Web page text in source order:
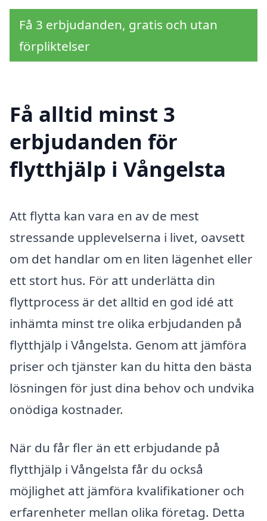
Få 3 erbjudanden, gratis och utan
förpliktelser
Få alltid minst 3
erbjudanden för
flytthjälp i Vångelsta
Att flytta kan vara en av de mest
stressande upplevelserna i livet, oavsett
om det handlar om en liten lägenhet eller
ett stort hus. För att underlätta din
flyttprocess är det alltid en god idé att
inhämta minst tre olika erbjudanden på
flytthjälp i Vångelsta. Genom att jämföra
priser och tjänster kan du hitta den bästa
lösningen för just dina behov och undvika
onödiga kostnader.
När du får fler än ett erbjudande på
flytthjälp i Vångelsta får du också
möjlighet att jämföra kvalifikationer och
erfarenheter mellan olika företag. Detta